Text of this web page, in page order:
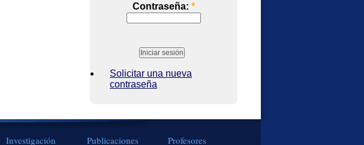
Contraseña: *
Solicitar una nueva
contraseña
Investigación Publicaciones Profesores